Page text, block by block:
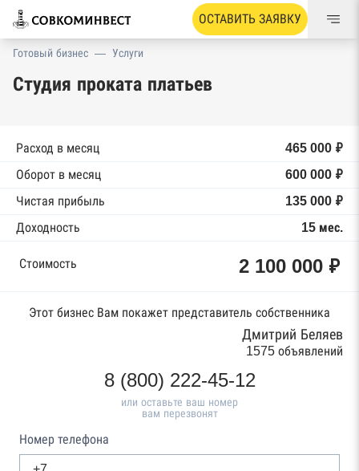
ОСТАВИТЬ ЗАЯВКУ
Готовый бизнес — Услуги
Студия проката платьев
Расход в месяц
465 000 ₽
Оборот в месяц
600 000 ₽
Чистая прибыль
135 000 ₽
Доходность
15 мес.
Стоимость 2 100 000 ₽
Этот бизнес Вам покажет представитель собственника
Дмитрий Беляев
1575 объявлений
8 (800) 222-45-12
или оставьте ваш номер
вам перезвонят
Номер телефона